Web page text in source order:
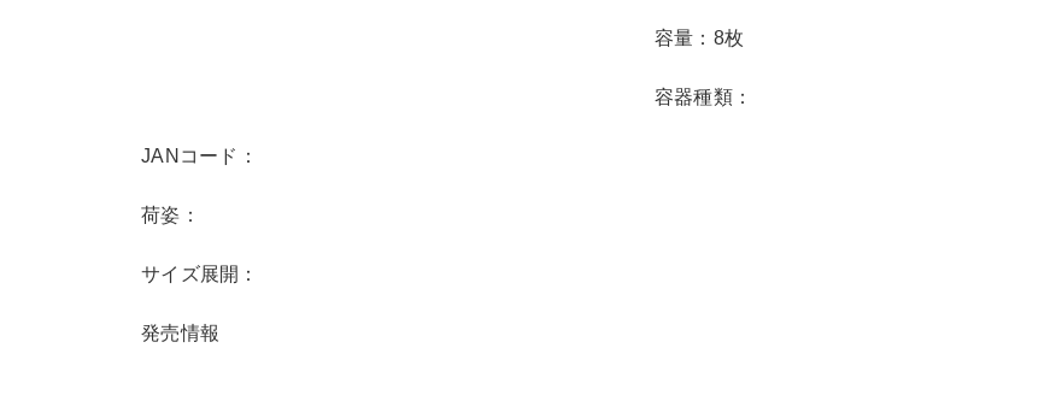
容量：8枚
容器種類：
JANコード：
荷姿：
サイズ展開：
発売情報